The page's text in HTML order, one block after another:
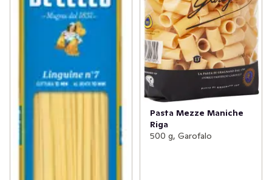
Pasta Mezze Maniche
Riga
500 g, Garofalo